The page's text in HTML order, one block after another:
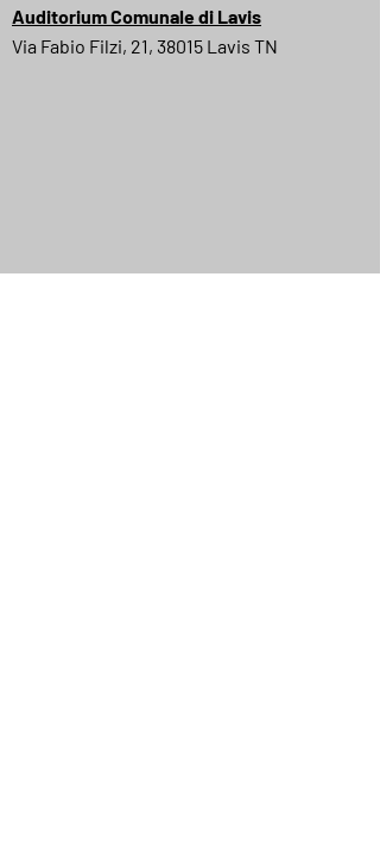
Auditorium Comunale di Lavis
Via Fabio Filzi, 21, 38015 Lavis TN